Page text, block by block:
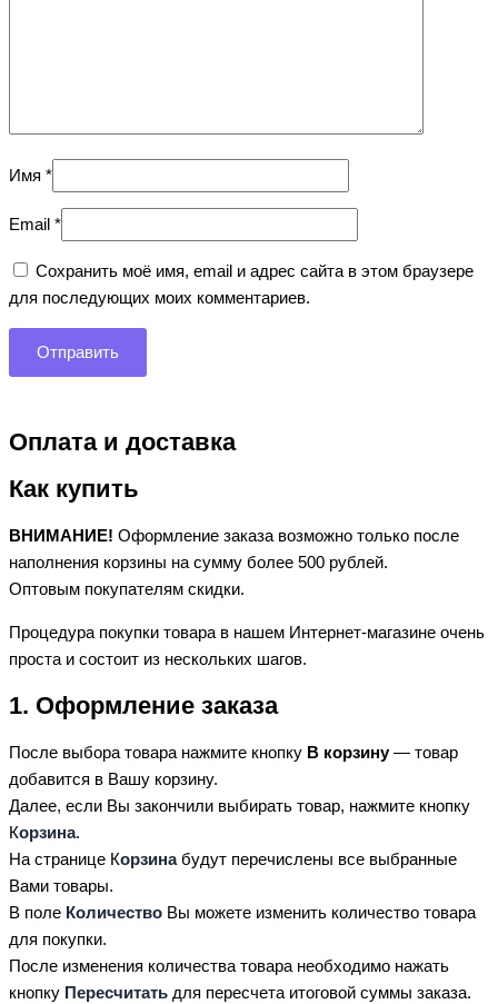
Имя *
Email *
Сохранить моё имя, email и адрес сайта в этом браузере
для последующих моих комментариев.
Оплата и доставка
Как купить
ВНИМАНИЕ! Оформление заказа возможно только после
наполнения корзины на сумму более 500 рублей.
Оптовым покупателям скидки.
Процедура покупки товара в нашем Интернет-магазине очень
проста и состоит из нескольких шагов.
1. Оформление заказа
После выбора товара нажмите кнопку В корзину— товар
добавится в Вашу корзину.
Далее, если Вы закончили выбирать товар, нажмите кнопку
Корзина.
На странице Корзинабудут перечислены все выбранные
Вами товары.
В поле Количество Вы можете изменить количество товара
для покупки.
После изменения количества товара необходимо нажать
кнопку Пересчитать для пересчета итоговой суммы заказа.